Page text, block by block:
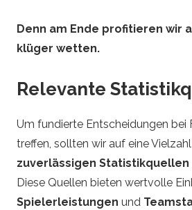
e
t
t
i
n
g
Denn am Ende profitieren wir
klüger wetten.
Relevante
Um fundierte Entscheidungen bei
treffen, sollten wir auf eine
zuverlässigen Statistikquellen
Diese Quellen bieten wertvolle
Spielerleistungen und